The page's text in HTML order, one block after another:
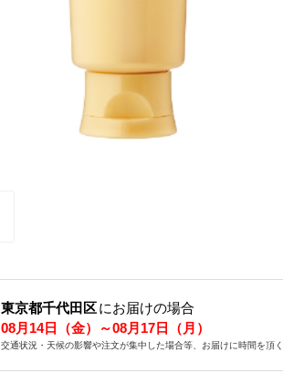
東京都千代田区にお届けの場合
08月14日（金）～08月17日（月）
交通状況・天候の影響や注文が集中した場合等、お届けに時間を頂